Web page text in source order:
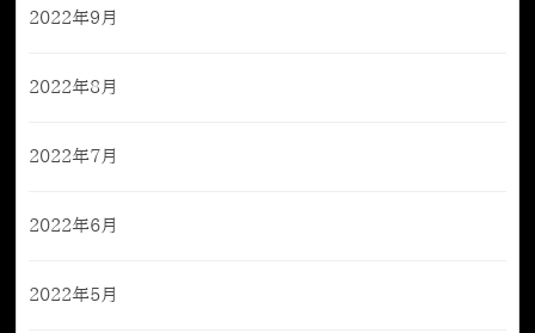
2022年9月
2022年8月
2022年7月
2022年6月
2022年5月